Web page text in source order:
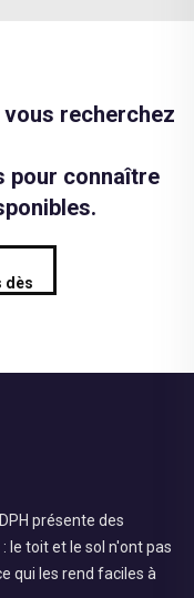
recherchez
pour connaître
dès
présente des
le toit et le sol n'ont pas
qui les rend faciles à